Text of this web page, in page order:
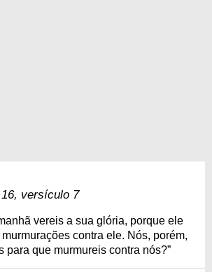
versículo 7
vereis a sua glória, porque ele
contra ele. Nós, porém,
para que murmureis contra nós?”